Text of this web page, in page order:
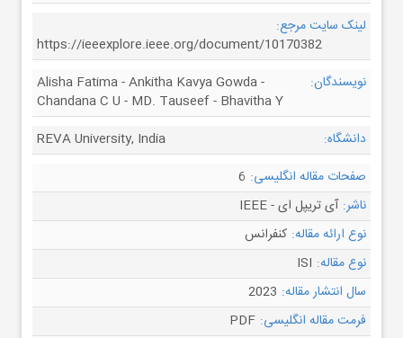
لینک سایت مرجع:
https://ieeexplore.ieee.org/document/10170382
نویسندگان:
Alisha Fatima - Ankitha Kavya Gowda -
Chandana C U - MD. Tauseef - Bhavitha Y
دانشگاه:
REVA University, India
صفحات مقاله انگلیسی: 6
ناشر: آی تریپل ای - IEEE
نوع ارائه مقاله: کنفرانس
نوع مقاله: ISI
سال انتشار مقاله: 2023
فرمت مقاله انگلیسی: PDF